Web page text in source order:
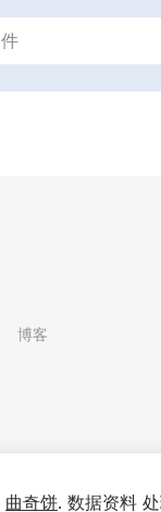
博客
曲奇饼. 数据资料